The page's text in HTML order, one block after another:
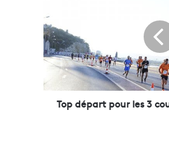
p
d
é
p
a
t
Top départ pour les 3